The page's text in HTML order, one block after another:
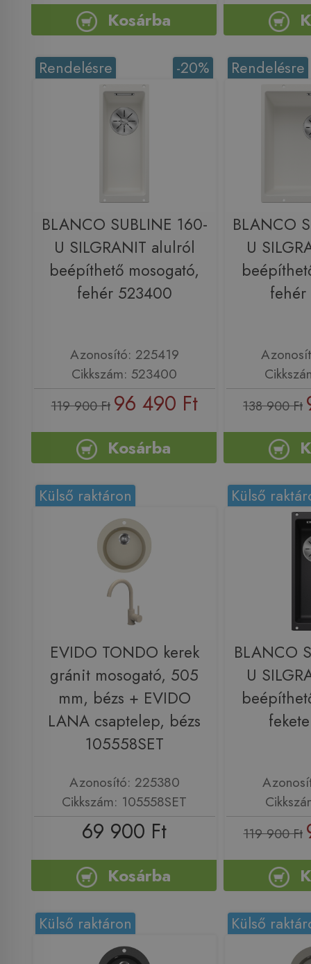
Kosárba
-20%
Rendelésre
BLANCO SUBLINE 160-
U SILGRANIT alulról
beépíthető mosogató,
fehér 523400
Azonosító: 225419
Cikkszám: 523400
119 900 Ft 96 490 Ft
Kosárba
Rendelésre
BLANCO
U
138 900 Ft
Külső raktáron
EVIDO TONDO kerek
gránit mosogató, 505
mm, bézs + EVIDO
LANA csaptelep, bézs
105558SET
Azonosító: 225380
Cikkszám: 105558SET
69 900 Ft
Kosárba
Külső
BLANCO
U
119 900 Ft
Külső raktáron Külső